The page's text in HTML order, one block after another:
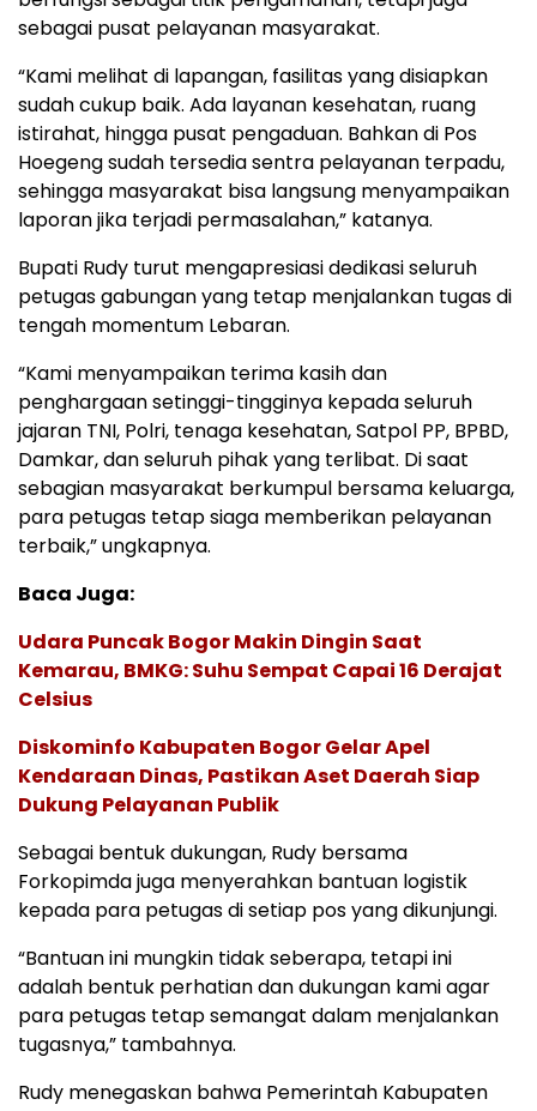
sebagai pusat pelayanan masyarakat.
“Kami melihat di lapangan, fasilitas yang disiapkan
sudah cukup baik. Ada layanan kesehatan, ruang
istirahat, hingga pusat pengaduan. Bahkan di Pos
Hoegeng sudah tersedia sentra pelayanan terpadu,
sehingga masyarakat bisa langsung menyampaikan
laporan jika terjadi permasalahan,” katanya.
Bupati Rudy turut mengapresiasi dedikasi seluruh
petugas gabungan yang tetap menjalankan tugas di
tengah momentum Lebaran.
“Kami menyampaikan terima kasih dan
penghargaan setinggi-tingginya kepada seluruh
jajaran TNI, Polri, tenaga kesehatan, Satpol PP, BPBD,
Damkar, dan seluruh pihak yang terlibat. Di saat
sebagian masyarakat berkumpul bersama keluarga,
para petugas tetap siaga memberikan pelayanan
terbaik,” ungkapnya.
Baca Juga:
Udara Puncak Bogor Makin Dingin Saat
Kemarau, BMKG: Suhu Sempat Capai 16 Derajat
Celsius
Diskominfo Kabupaten Bogor Gelar Apel
Kendaraan Dinas, Pastikan Aset Daerah Siap
Dukung Pelayanan Publik
Sebagai bentuk dukungan, Rudy bersama
Forkopimda juga menyerahkan bantuan logistik
kepada para petugas di setiap pos yang dikunjungi.
“Bantuan ini mungkin tidak seberapa, tetapi ini
adalah bentuk perhatian dan dukungan kami agar
para petugas tetap semangat dalam menjalankan
tugasnya,” tambahnya.
Rudy menegaskan bahwa Pemerintah Kabupaten